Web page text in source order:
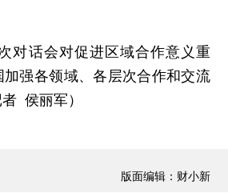
对话会对促进区域合作意义重
强各领域、各层次合作和交流
侯丽军）
版面编辑：财小新